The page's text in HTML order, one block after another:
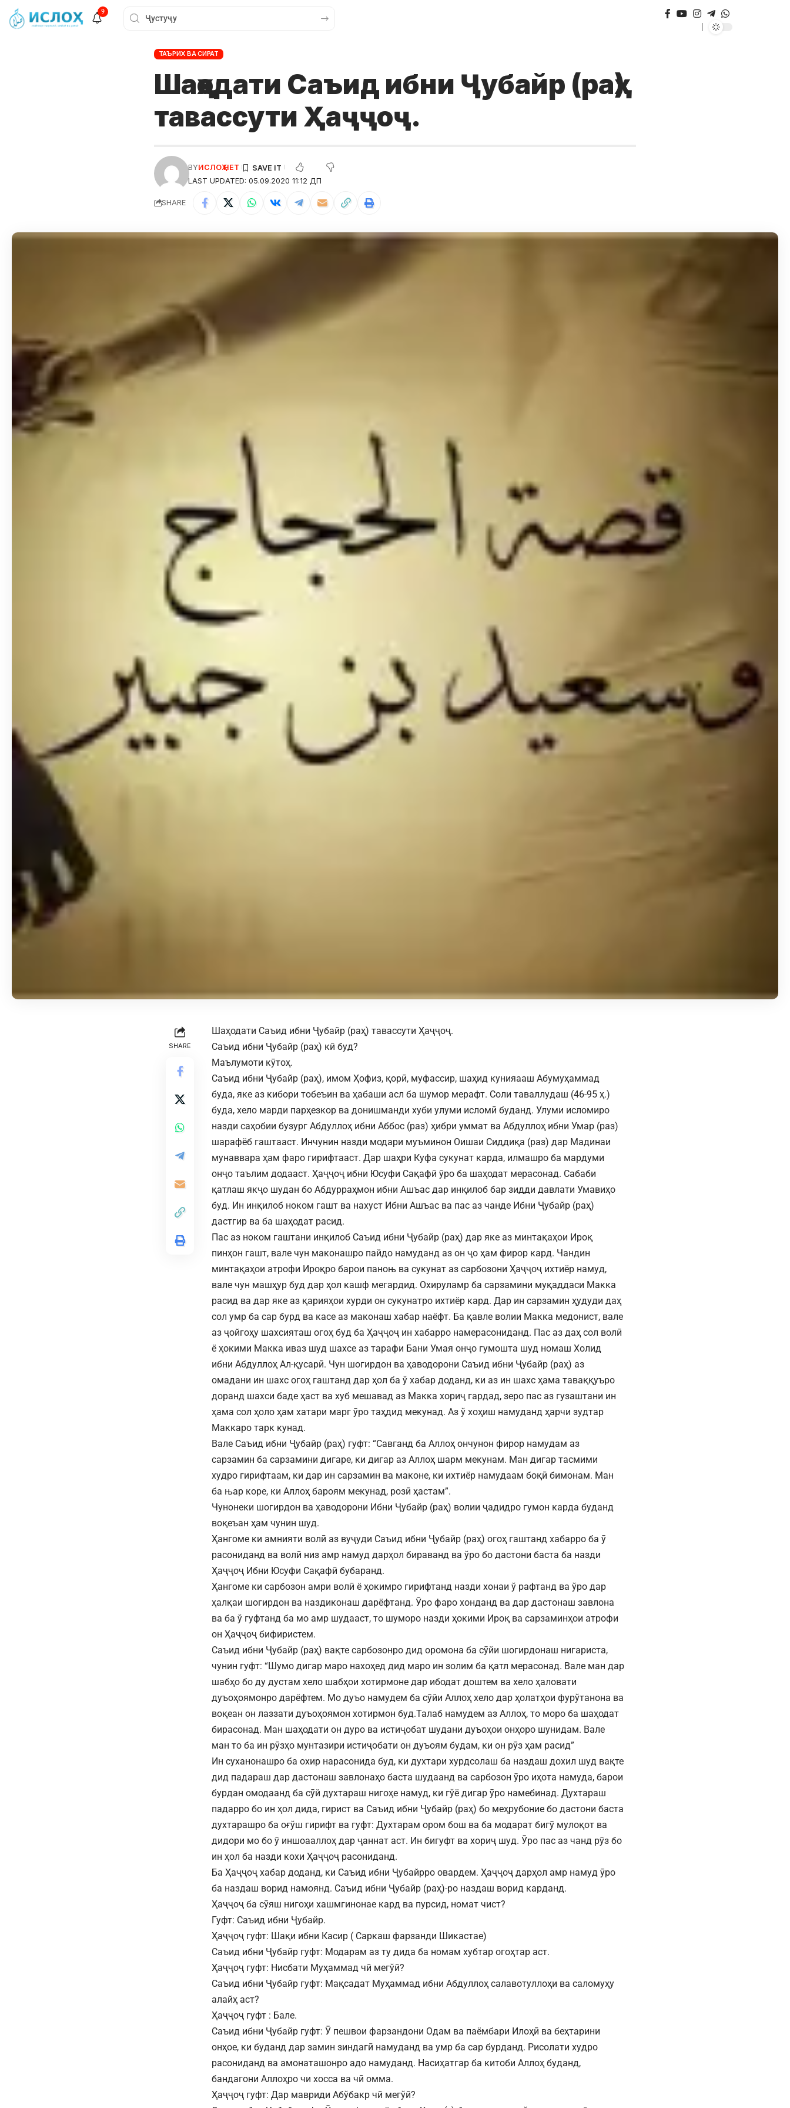
9
ТАЪРИХ ВА СИРАТ
Шаҳодати Саъид ибни Ҷубайр (раҳ)
тавассути Ҳаҷҷоҷ.
LAST UPDATED: 05.09.2020 11:12 ДП
BYИСЛОҲ НЕТ
SHARE
SHARE
Шаҳодати Саъид ибни Ҷубайр (раҳ) тавассути Ҳаҷҷоҷ.
Саъид ибни Ҷубайр (раҳ) кӣ буд?
Маълумоти кӯтоҳ.
Саъид ибни Ҷубайр (раҳ), имом Ҳофиз, қорӣ, муфассир, шаҳид кунияааш Абумуҳаммад
буда, яке аз кибори тобеъин ва ҳабаши асл ба шумор мерафт. Соли таваллудаш (46-95 ҳ.)
буда, хело марди парҳезкор ва донишманди хуби улуми исломӣ буданд. Улуми исломиро
назди саҳобии бузург Абдуллоҳ ибни Аббос (раз) ҳибри уммат ва Абдуллоҳ ибни Умар (раз)
шарафёб гаштааст. Инчунин назди модари муъминон Оишаи Сиддиқа (раз) дар Мадинаи
мунаввара ҳам фаро гирифтааст. Дар шаҳри Куфа сукунат карда, илмашро ба мардуми
онҷо таълим додааст. Ҳаҷҷоҷ ибни Юсуфи Сақафӣ ӯро ба шаҳодат мерасонад. Сабаби
қатлаш якҷо шудан бо Абдурраҳмон ибни Ашъас дар инқилоб бар зидди давлати Умавиҳо
буд. Ин инқилоб ноком гашт ва нахуст Ибни Ашъас ва пас аз чанде Ибни Ҷубайр (раҳ)
дастгир ва ба шаҳодат расид.
Пас аз ноком гаштани инқилоб Саъид ибни Ҷубайр (раҳ) дар яке аз минтақаҳои Ироқ
пинҳон гашт, вале чун маконашро пайдо намуданд аз он ҷо ҳам фирор кард. Чандин
минтақаҳои атрофи Ироқро барои паноњ ва сукунат аз сарбозони Ҳаҷҷоҷ ихтиёр намуд,
вале чун машҳур буд дар ҳол кашф мегардид. Охируламр ба сарзамини муқаддаси Макка
расид ва дар яке аз қарияҳои хурди он сукунатро ихтиёр кард. Дар ин сарзамин ҳудуди даҳ
сол умр ба сар бурд ва касе аз маконаш хабар наёфт. Ба қавле волии Макка медонист, вале
аз ҷойгоҳу шахсияташ огоҳ буд ба Ҳаҷҷоҷ ин хабарро намерасониданд. Пас аз даҳ сол волӣ
ё ҳокими Макка иваз шуд шахсе аз тарафи Бани Умая онҷо гумошта шуд номаш Холид
ибни Абдуллоҳ Ал-қусарӣ. Чун шогирдон ва ҳаводорони Саъид ибни Ҷубайр (раҳ) аз
омадани ин шахс огоҳ гаштанд дар ҳол ба ў хабар доданд, ки аз ин шахс ҳама таваққуъро
доранд шахси баде ҳаст ва хуб мешавад аз Макка хориҷ гардад, зеро пас аз гузаштани ин
ҳама сол ҳоло ҳам хатари марг ӯро таҳдид мекунад. Аз ў хоҳиш намуданд ҳарчи зудтар
Маккаро тарк кунад.
Вале Саъид ибни Ҷубайр (раҳ) гуфт: “Савганд ба Аллоҳ ончунон фирор намудам аз
сарзамин ба сарзамини дигаре, ки дигар аз Аллоҳ шарм мекунам. Ман дигар тасмими
худро гирифтаам, ки дар ин сарзамин ва маконе, ки ихтиёр намудаам боқӣ бимонам. Ман
ба њар коре, ки Аллоҳ бароям мекунад, розӣ ҳастам”.
Чунонеки шогирдон ва ҳаводорони Ибни Ҷубайр (раҳ) волии ҷадидро гумон карда буданд
воқеъан ҳам чунин шуд.
Ҳангоме ки амнияти волӣ аз вуҷуди Саъид ибни Ҷубайр (раҳ) огоҳ гаштанд хабарро ба ӯ
расониданд ва волӣ низ амр намуд дарҳол бираванд ва ўро бо дастони баста ба назди
Ҳаҷҷоҷ Ибни Юсуфи Сақафӣ бубаранд.
Ҳангоме ки сарбозон амри волӣ ё ҳокимро гирифтанд назди хонаи ў рафтанд ва ўро дар
ҳалқаи шогирдон ва наздиконаш дарёфтанд. Ӯро фаро хонданд ва дар дастонаш завлона
ва ба ў гуфтанд ба мо амр шудааст, то шуморо назди ҳокими Ироқ ва сарзаминҳои атрофи
он Ҳаҷҷоҷ бифиристем.
Саъид ибни Ҷубайр (раҳ) вақте сарбозонро дид оромона ба сӯйи шогирдонаш нигариста,
чунин гуфт: “Шумо дигар маро нахоҳед дид маро ин золим ба қатл мерасонад. Вале ман дар
шабҳо бо ду дустам хело шабҳои хотирмоне дар ибодат доштем ва хело ҳаловати
дуъоҳоямонро дарёфтем. Мо дуъо намудем ба сӯйи Аллоҳ хело дар ҳолатҳои фурўтанона ва
воқеан он лаззати дуъоҳоямон хотирмон буд.Талаб намудем аз Аллоҳ, то моро ба шаҳодат
бирасонад. Ман шаҳодати он дуро ва истиҷобат шудани дуъоҳои онҳоро шунидам. Вале
ман то ба ин рӯзҳо мунтазири истиҷобати он дуъоям будам, ки он рӯз ҳам расид”
Ин суханонашро ба охир нарасонида буд, ки духтари хурдсолаш ба наздаш дохил шуд вақте
дид падараш дар дастонаш завлонаҳо баста шудаанд ва сарбозон ӯро иҳота намуда, барои
бурдан омодаанд ба сӯй духтараш нигоҳе намуд, ки гўё дигар ӯро намебинад. Духтараш
падарро бо ин ҳол дида, гирист ва Саъид ибни Ҷубайр (раҳ) бо меҳрубоние бо дастони баста
духтарашро ба оғўш гирифт ва гуфт: Духтарам ором бош ва ба модарат бигӯ мулоқот ва
дидори мо бо ӯ иншоааллоҳ дар ҷаннат аст. Ин бигуфт ва хориҷ шуд. Ӯро пас аз чанд рӯз бо
ин ҳол ба назди кохи Ҳаҷҷоҷ расониданд.
Ба Ҳаҷҷоҷ хабар доданд, ки Саъид ибни Ҷубайрро овардем. Ҳаҷҷоҷ дарҳол амр намуд ӯро
ба наздаш ворид намоянд. Саъид ибни Ҷубайр (раҳ)-ро наздаш ворид карданд.
Ҳаҷҷоҷ ба сӯяш нигоҳи хашмгинонае кард ва пурсид, номат чист?
Гуфт: Саъид ибни Ҷубайр.
Ҳаҷҷоҷ гуфт: Шақи ибни Касир ( Саркаш фарзанди Шикастае)
Саъид ибни Ҷубайр гуфт: Модарам аз ту дида ба номам хубтар огоҳтар аст.
Ҳаҷҷоҷ гуфт: Нисбати Муҳаммад чӣ мегўӣ?
Саъид ибни Ҷубайр гуфт: Мақсадат Муҳаммад ибни Абдуллоҳ салавотуллоҳи ва саломуҳу
алайҳ аст?
Ҳаҷҷоҷ гуфт : Бале.
Саъид ибни Ҷубайр гуфт: Ӯ пешвои фарзандони Одам ва паёмбари Илоҳӣ ва беҳтарини
онҳое, ки буданд дар замин зиндагӣ намуданд ва умр ба сар бурданд. Рисолати худро
расониданд ва амонаташонро адо намуданд. Насиҳатгар ба китоби Аллоҳ буданд,
бандагони Аллоҳро чи хосса ва чӣ омма.
Ҳаҷҷоҷ гуфт: Дар мавриди Абўбакр чӣ мегўӣ?